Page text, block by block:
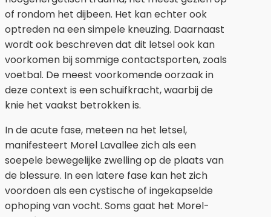
of rondom het dijbeen. Het kan echter ook
optreden na een simpele kneuzing. Daarnaast
wordt ook beschreven dat dit letsel ook kan
voorkomen bij sommige contactsporten, zoals
voetbal. De meest voorkomende oorzaak in
deze context is een schuifkracht, waarbij de
knie het vaakst betrokken is.
In de acute fase, meteen na het letsel,
manifesteert Morel Lavallee zich als een
soepele bewegelijke zwelling op de plaats van
de blessure. In een latere fase kan het zich
voordoen als een cystische of ingekapselde
ophoping van vocht. Soms gaat het Morel-